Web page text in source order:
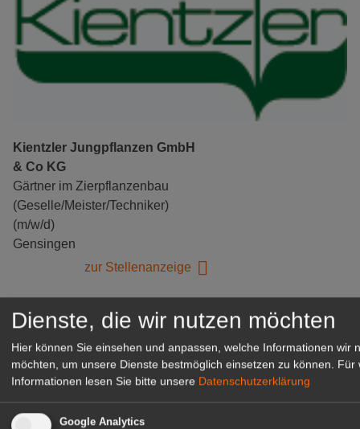
Kientzler Jungpflanzen GmbH
& Co KG
Gärtner im Zierpflanzenbau
(Geselle/Meister/Techniker)
(m/w/d)
Gensingen
zur Stellenanzeige
Dienste, die wir nutzen möchten
Hier können Sie einsehen und anpassen, welche Informationen wir
möchten, um unsere Dienste bestmöglich einsetzen zu können. Für
Informationen lesen Sie bitte unsere Datenschutzerklärung
Google Analytics